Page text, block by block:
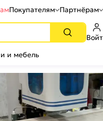
Покупателям Партнёрам
и мебель